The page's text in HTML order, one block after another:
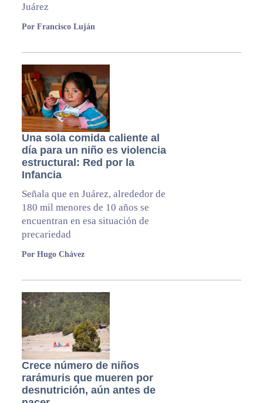
Juárez
Por Francisco Luján
Una sola comida caliente al
día para un niño es violencia
estructural: Red por la
Infancia
Señala que en Juárez, alrededor de
180 mil menores de 10 años se
encuentran en esa situación de
precariedad
Por Hugo Chávez
Crece número de niños
rarámuris que mueren por
desnutrición, aún antes de